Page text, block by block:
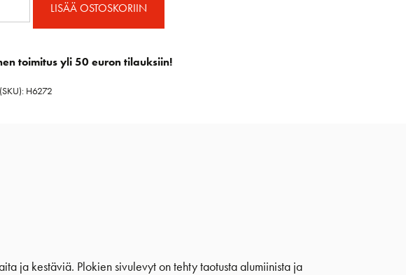
LISÄÄ OSTOSKORIIN
toimitus yli 50 euron tilauksiin!
H6272
ja kestäviä. Plokien sivulevyt on tehty taotusta alumiinista ja